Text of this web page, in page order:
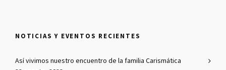
NOTICIAS Y EVENTOS RECIENTES
Así vivimos nuestro encuentro de la familia Carismática